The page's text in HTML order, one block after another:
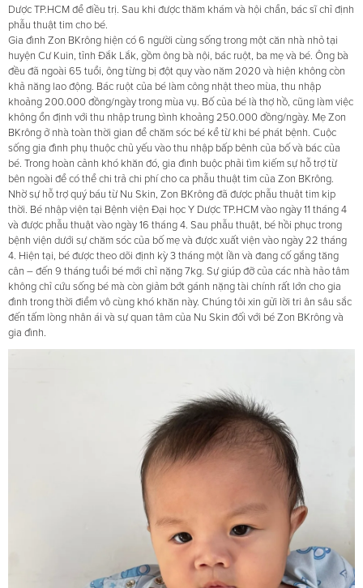
Dược TP.HCM để điều trị. Sau khi được thăm khám và hội chẩn, bác sĩ chỉ định
phẫu thuật tim cho bé.
Gia đình Zon BKrông hiện có 6 người cùng sống trong một căn nhà nhỏ tại
huyện Cư Kuin, tỉnh Đắk Lắk, gồm ông bà nội, bác ruột, ba mẹ và bé. Ông bà
đều đã ngoài 65 tuổi, ông từng bị đột quỵ vào năm 2020 và hiện không còn
khả năng lao động. Bác ruột của bé làm công nhật theo mùa, thu nhập
khoảng 200.000 đồng/ngày trong mùa vụ. Bố của bé là thợ hồ, cũng làm việc
không ổn định với thu nhập trung bình khoảng 250.000 đồng/ngày. Mẹ Zon
BKrông ở nhà toàn thời gian để chăm sóc bé kể từ khi bé phát bệnh. Cuộc
sống gia đình phụ thuộc chủ yếu vào thu nhập bấp bênh của bố và bác của
bé. Trong hoàn cảnh khó khăn đó, gia đình buộc phải tìm kiếm sự hỗ trợ từ
bên ngoài để có thể chi trả chi phí cho ca phẫu thuật tim của Zon BKrông.
Nhờ sự hỗ trợ quý báu từ Nu Skin, Zon BKrông đã được phẫu thuật tim kịp
thời. Bé nhập viện tại Bệnh viện Đại học Y Dược TP.HCM vào ngày 11 tháng 4
và được phẫu thuật vào ngày 16 tháng 4. Sau phẫu thuật, bé hồi phục trong
bệnh viện dưới sự chăm sóc của bố mẹ và được xuất viện vào ngày 22 tháng
4. Hiện tại, bé được theo dõi định kỳ 3 tháng một lần và đang cố gắng tăng
cân – đến 9 tháng tuổi bé mới chỉ nặng 7kg. Sự giúp đỡ của các nhà hảo tâm
không chỉ cứu sống bé mà còn giảm bớt gánh nặng tài chính rất lớn cho gia
đình trong thời điểm vô cùng khó khăn này. Chúng tôi xin gửi lời tri ân sâu sắc
đến tấm lòng nhân ái và sự quan tâm của Nu Skin đối với bé Zon BKrông và
gia đình.